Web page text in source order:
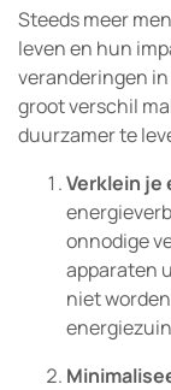
Steeds meer
leven en hun
veranderingen
groot verschil
duurzamer te
Verklein
onnodige
apparaten
niet